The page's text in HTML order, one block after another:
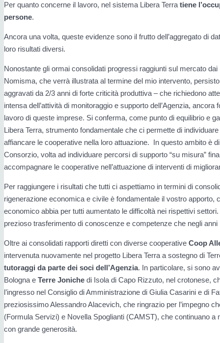
Per quanto concerne il lavoro, nel sistema Libera Terra tiene l’
persone.
Ancora una volta, queste evidenze sono il frutto dell’aggregato di
loro risultati diversi.
Nonostante gli ormai consolidati progressi raggiunti sul mercato dai
Nomisma, che verrà illustrata al termine del mio intervento,
aggravati da 2/3 anni di forte criticità produttiva – che richiedono
intensa dell’attività di monitoraggio e supporto dell’Agenzia,
lavoro di queste imprese. Si conferma, come punto di equilibrio e
Libera Terra, strumento fondamentale che ci permette di
affiancare le cooperative nella loro attuazione. In questo ambito è
Consorzio, volta ad individuare percorsi di supporto “su misura”
accompagnare le cooperative nell’attuazione di interventi di
Per raggiungere i risultati che tutti ci aspettiamo in termini di
rigenerazione economica e civile è fondamentale il vostro
economico abbia per tutti aumentato le difficoltà nei rispettivi
prezioso trasferimento di conoscenze e competenze che negli
Oltre ai consolidati rapporti diretti con diverse cooperative Coop
intervenuta nuovamente nel progetto Libera Terra a sostegno di
tutoraggi da parte dei soci dell’Agenzia. In particolare, si sono
Bologna e Terre Joniche di Isola di Capo Rizzuto, nel crotonese,
l’ingresso nel Consiglio di Amministrazione di Giulia Casarini e di
preziosissimo Alessandro Alacevich, che ringrazio per l’impegno
(Formula Servizi) e Novella Spoglianti (CAMST), che continuano
con grande generosità.